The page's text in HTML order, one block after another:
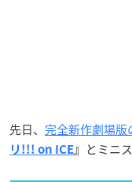
先日、 完全新作劇場版
リ!!! on ICE 』 とミニ